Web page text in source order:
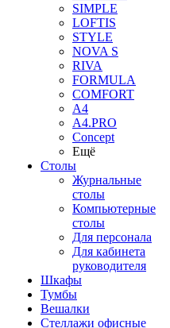
SIMPLE
LOFTIS
STYLE
NOVA S
RIVA
FORMULA
COMFORT
A4
A4.PRO
Concept
Ещё
Столы
Журнальные
столы
Компьютерные
столы
Для персонала
Для кабинета
руководителя
Шкафы
Тумбы
Вешалки
Стеллажи офисные